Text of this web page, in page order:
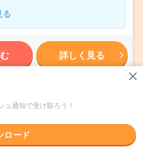
る
詳しく見る
ュ通知で受け取ろう！
ロード